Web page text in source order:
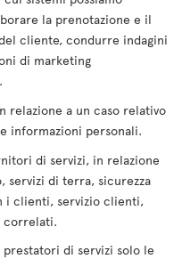
la prenotazione e il
cliente, condurre indagini
di marketing
relazione a un caso relativo
informazioni personali.
di servizi, in relazione
servizi di terra, sicurezza
i clienti, servizio clienti,
correlati.
di servizi solo le